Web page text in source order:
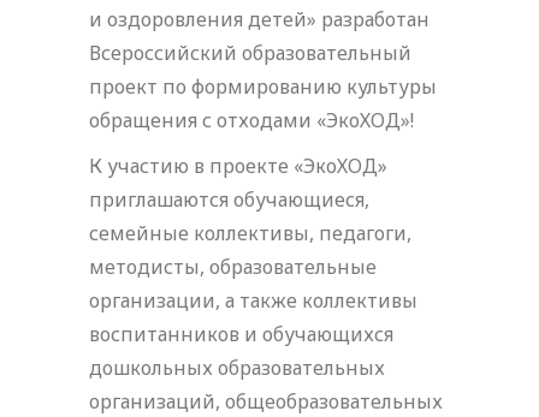
и оздоровления детей» разработан
Всероссийский образовательный
проект по формированию культуры
обращения с отходами «ЭкоХОД»!
К участию в проекте «ЭкоХОД»
приглашаются обучающиеся,
семейные коллективы, педагоги,
методисты, образовательные
организации, а также коллективы
воспитанников и обучающихся
дошкольных образовательных
организаций, общеобразовательных